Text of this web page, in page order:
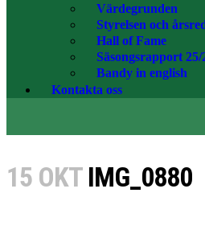
Värdegrunden
Styrelsen och
Hall of Fame
Säsongsrapport 25/
Bandy in english
Kontakta oss
15 OKTIMG_0880